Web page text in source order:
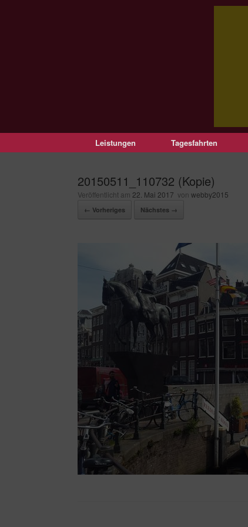
Leistungen Tagesfahrten
20150511_110732 (Kopie)
Veröffentlicht am 22. Mai 2017 von webby2015
← Vorheriges Nächstes →